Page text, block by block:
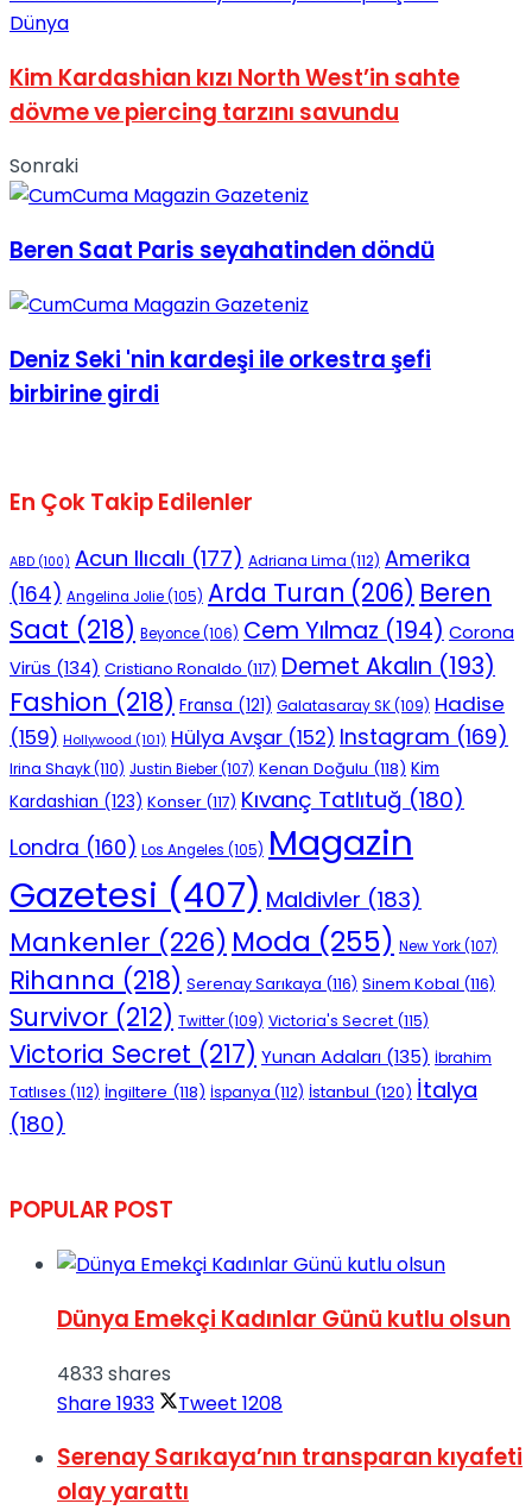
Dünya
Kim Kardashian kızı North West’in sahte
dövme ve piercing tarzını savundu
Sonraki
Beren Saat Paris seyahatinden döndü
Deniz Seki 'nin kardeşi ile orkestra şefi
birbirine girdi
En Çok Takip Edilenler
ABD (100) Acun Ilıcalı (177) Adriana Lima (112) Amerika
(164) Angelina Jolie(105) Arda Turan (206) Beren
Saat (218) Beyonce(106) Cem Yılmaz (194) Corona
Virüs (134) Cristiano Ronaldo (117) Demet Akalın (193)
Fashion (218) Fransa (121) Galatasaray SK(109) Hadise
(159) Hollywood (101) Hülya Avşar (152) Instagram (169)
Irina Shayk(110) Justin Bieber(107) Kenan Doğulu (118) Kim
Kardashian (123) Konser (117) Kıvanç Tatlıtuğ (180)
Londra (160) Los Angeles (105) Magazin
Gazetesi (407) Maldivler (183)
Mankenler (226) Moda (255) New York(107)
Rihanna (218) Serenay Sarıkaya (116) Sinem Kobal (116)
Survivor (212) Twitter(109) Victoria's Secret (115)
Victoria Secret (217) Yunan Adaları (135) İbrahim
Tatlıses (112) İngiltere (118) İspanya (112) İstanbul (120) İtalya
(180)
POPULAR POST
Dünya Emekçi Kadınlar Günü kutlu olsun
4833 shares
Share1933 Tweet 1208
Serenay Sarıkaya’nın transparan kıyafeti
olay yarattı